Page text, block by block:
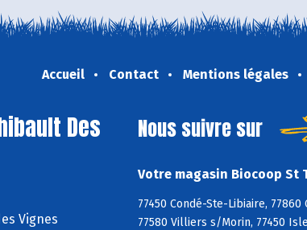
Accueil Contact Mentions légales
Des
Vignes
Nous suivre sur
Votre magasin Biocoop St
77450 Condé-Ste-Libiaire,
77580 Villiers s/Morin, 77450